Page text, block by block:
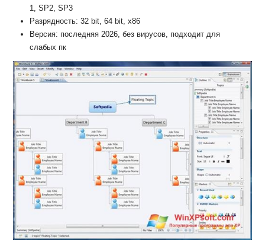
1, SP2, SP3
Разрядность: 32 bit, 64 bit, x86
Версия: последняя 2026, без вирусов, подходит для
слабых пк